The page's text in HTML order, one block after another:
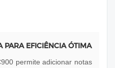
PARA EFICIÊNCIA ÓTIMA
permite adicionar notas